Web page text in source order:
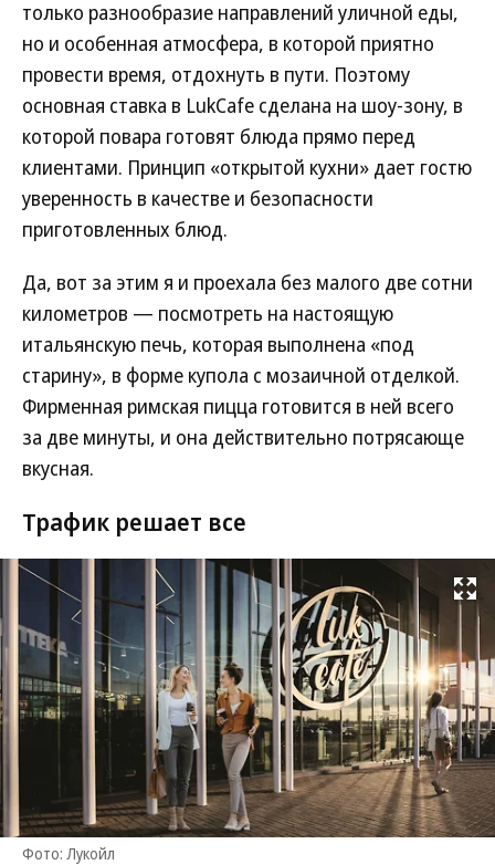
только разнообразие направлений уличной еды,
но и особенная атмосфера, в которой приятно
провести время, отдохнуть в пути. Поэтому
основная ставка в LukCafe сделана на шоу-зону, в
которой повара готовят блюда прямо перед
клиентами. Принцип «открытой кухни» дает гостю
уверенность в качестве и безопасности
приготовленных блюд.
Да, вот за этим я и проехала без малого две сотни
километров — посмотреть на настоящую
итальянскую печь, которая выполнена «под
старину», в форме купола с мозаичной отделкой.
Фирменная римская пицца готовится в ней всего
за две минуты, и она действительно потрясающе
вкусная.
Трафик решает все
Развернуть
Фото: Лукойл